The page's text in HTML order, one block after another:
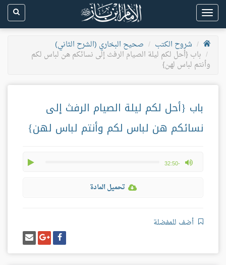
Toggle
navigation
شروح الكتب
صحيح البخاري (الشرح الثاني)
باب {أحل لكم ليلة الصيام الرفث إلى نسائكم هن لباس لكم
وأنتم لباس لهن}
باب {أحل لكم ليلة الصيام الرفث إلى
نسائكم هن لباس لكم وأنتم لباس لهن}
-32:50
max volume
تحميل المادة
أضف للمفضلة
شارك
على
فيسبوك
شارك
على
غوغل
بلس
إرسل
إيميل